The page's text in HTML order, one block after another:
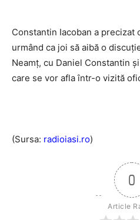
Constantin Iacoban a precizat
urmând ca joi să aibă o
Neamţ, cu Daniel Constantin
care se vor afla într-o vizită
(Sursa: radioiasi.ro)
0
Article